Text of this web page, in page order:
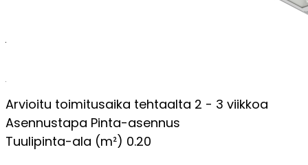
Valmistusmaa
Arvioitu toimitusaika tehtaalta 2 - 3 viikkoa
Asennustapa Pinta-asennus
Tuulipinta-ala (m²) 0.20